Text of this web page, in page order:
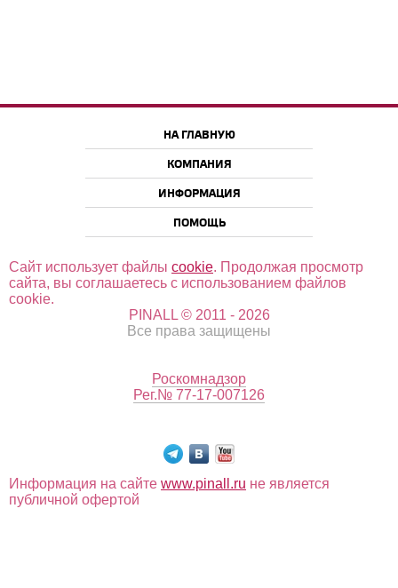
НА ГЛАВНУЮ
КОМПАНИЯ
ИНФОРМАЦИЯ
ПОМОЩЬ
Сайт использует файлы cookie. Продолжая просмотр
сайта, вы соглашаетесь с использованием файлов
cookie.
PINALL © 2011 - 2026
Все права защищены
Роскомнадзор
Рег.№ 77-17-007126
Информация на сайте www.pinall.ru не является
публичной офертой